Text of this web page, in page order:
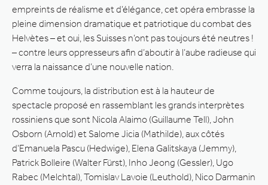
empreints de réalisme et d’élégance, cet opéra embrasse la
pleine dimension dramatique et patriotique du combat des
Helvètes – et oui, les Suisses n’ont pas toujours été neutres !
– contre leurs oppresseurs afin d’aboutir à l’aube radieuse qui
verra la naissance d’une nouvelle nation.
Comme toujours, la distribution est à la hauteur de
spectacle proposé en rassemblant les grands interprètes
rossiniens que sont Nicola Alaimo (Guillaume Tell), John
Osborn (Arnold) et Salome Jicia (Mathilde), aux côtés
d’Emanuela Pascu (Hedwige), Elena Galitskaya (Jemmy),
Patrick Bolleire (Walter Fürst), Inho Jeong (Gessler), Ugo
Rabec (Melchtal), Tomislav Lavoie (Leuthold), Nico Darmanin